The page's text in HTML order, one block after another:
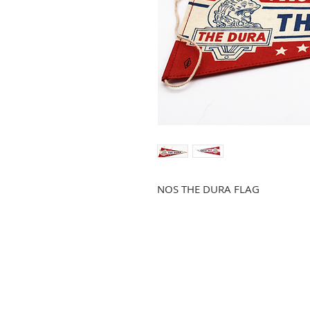
NOS THE DURA FLAG